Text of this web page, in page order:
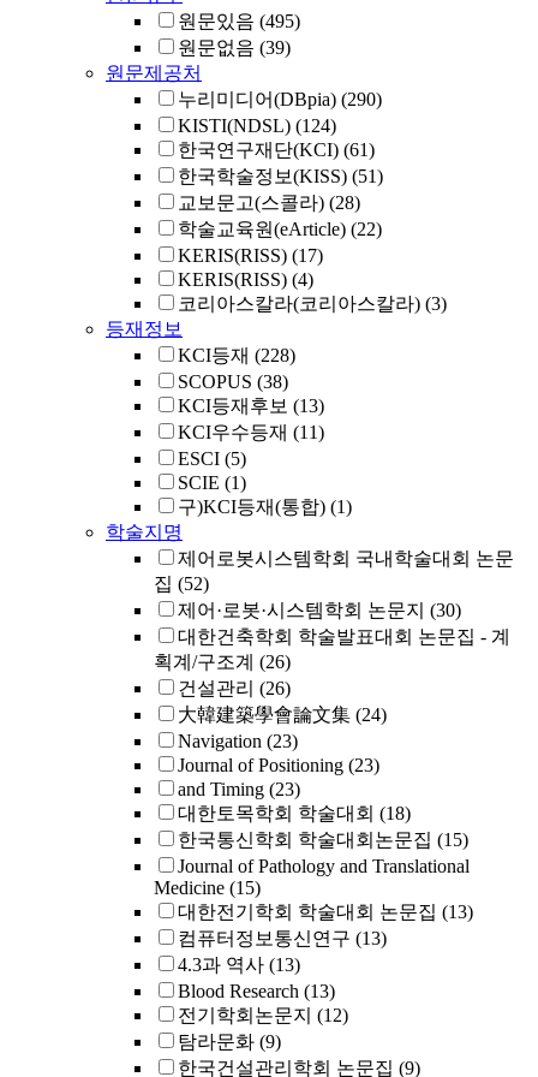
원문있음 (495)
원문없음 (39)
원문제공처
누리미디어(DBpia) (290)
KISTI(NDSL) (124)
한국연구재단(KCI) (61)
한국학술정보(KISS) (51)
교보문고(스콜라) (28)
학술교육원(eArticle) (22)
KERIS(RISS) (17)
KERIS(RISS) (4)
코리아스칼라(코리아스칼라) (3)
등재정보
KCI등재 (228)
SCOPUS (38)
KCI등재후보 (13)
KCI우수등재 (11)
ESCI (5)
SCIE (1)
구)KCI등재(통합) (1)
학술지명
제어로봇시스템학회 국내학술대회 논문
집 (52)
제어·로봇·시스템학회 논문지 (30)
대한건축학회 학술발표대회 논문집 - 계
획계/구조계 (26)
건설관리 (26)
大韓建築學會論文集 (24)
Navigation (23)
Journal of Positioning (23)
and Timing (23)
대한토목학회 학술대회 (18)
한국통신학회 학술대회논문집 (15)
Journal of Pathology and Translational
Medicine (15)
대한전기학회 학술대회 논문집 (13)
컴퓨터정보통신연구 (13)
4.3과 역사 (13)
Blood Research (13)
전기학회논문지 (12)
탐라문화 (9)
한국건설관리학회 논문집 (9)